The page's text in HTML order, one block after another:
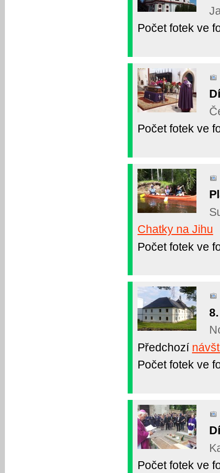
Počet fotek ve
Počet fotek ve
Chatky na Jihu
Počet fotek ve
Předchozí
Počet fotek ve
Počet fotek ve